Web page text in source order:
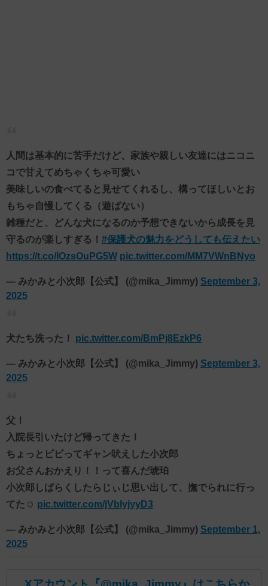
人間は基本的に苦手だけど、家族や親しい友達にはニコニ
コで甘えてめちゃくちゃ可愛い
美味しいの食べてると見せてくれるし、構ってほしいとお
もちゃ自慢してくる（遊ばない）
雑種だと、どんな犬になるのか予想できないから成長を見
守るのが楽しすぎる！ #保護犬の魅力をどうしても伝えたい
https://t.co/IOzsOuPG5W pic.twitter.com/MM7VWnBNyo
— みかみと小次郎【公式】 (@mika_Jimmy) September 3,
2025
犬たち洗った！ pic.twitter.com/BmPj8EzkP6
— みかみと小次郎【公式】 (@mika_Jimmy) September 3,
2025
父！
入院長引いたけど帰ってきた！
ちょっとビビってギャン吠えした小次郎
お父さんおかえり！！って喜んだ琥珀
小次郎しばらくしたらじぃじ思い出して、撫でられに行っ
てた☺️ pic.twitter.com/jVbIyjyyD3
— みかみと小次郎【公式】 (@mika_Jimmy) September 1,
2025